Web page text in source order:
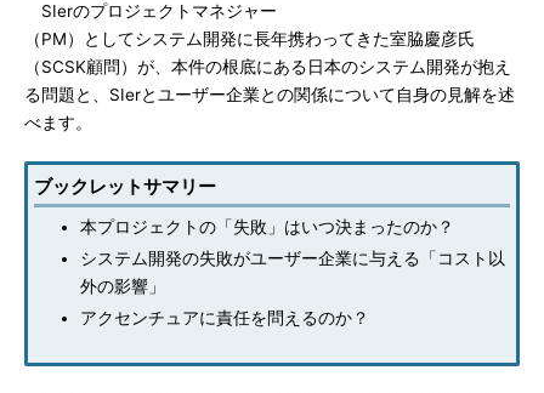
SIerのプロジェクトマネジャー
（PM）としてシステム開発に長年携わってきた室脇慶彦氏
（SCSK顧問）が、本件の根底にある日本のシステム開発が抱え
る問題と、SIerとユーザー企業との関係について自身の見解を述
べます。
ブックレットサマリー
本プロジェクトの「失敗」はいつ決まったのか？
システム開発の失敗がユーザー企業に与える「コスト以
外の影響」
アクセンチュアに責任を問えるのか？